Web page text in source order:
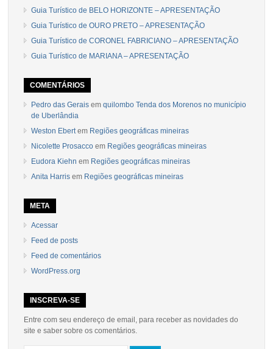
Guia Turístico de BELO HORIZONTE – APRESENTAÇÃO
Guia Turístico de OURO PRETO – APRESENTAÇÃO
Guia Turístico de CORONEL FABRICIANO – APRESENTAÇÃO
Guia Turístico de MARIANA – APRESENTAÇÃO
COMENTÁRIOS
Pedro das Gerais emquilombo Tenda dos Morenos no município
de Uberlândia
Weston Ebert em Regiões geográficas mineiras
Nicolette Prosacco em Regiões geográficas mineiras
Eudora Kiehn em Regiões geográficas mineiras
Anita Harris em Regiões geográficas mineiras
META
Acessar
Feed de posts
Feed de comentários
WordPress.org
INSCREVA-SE
Entre com seu endereço de email, para receber as novidades do
site e saber sobre os comentários.